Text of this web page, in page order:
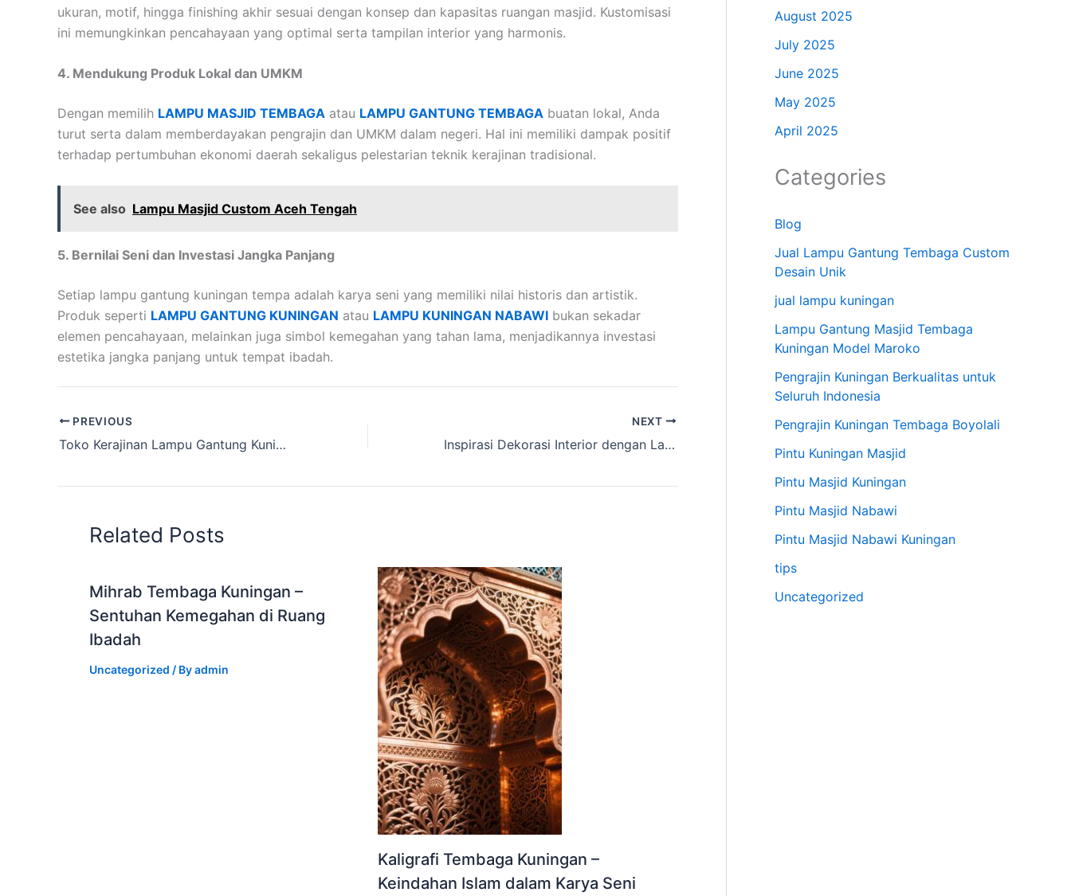
ukuran, motif, hingga finishing akhir sesuai dengan konsep dan kapasitas ruangan masjid. Kustomisasi
ini memungkinkan pencahayaan yang optimal serta tampilan interior yang harmonis.
4. Mendukung Produk Lokal dan UMKM
Dengan memilih LAMPU MASJID TEMBAGA atau LAMPU GANTUNG TEMBAGA buatan lokal, Anda
turut serta dalam memberdayakan pengrajin dan UMKM dalam negeri. Hal ini memiliki dampak positif
terhadap pertumbuhan ekonomi daerah sekaligus pelestarian teknik kerajinan tradisional.
See also Lampu Masjid Custom Aceh Tengah
5. Bernilai Seni dan Investasi Jangka Panjang
Setiap lampu gantung kuningan tempa adalah karya seni yang memiliki nilai historis dan artistik.
Produk seperti LAMPU GANTUNG KUNINGAN atau LAMPU KUNINGAN NABAWI bukan sekadar
elemen pencahayaan, melainkan juga simbol kemegahan yang tahan lama, menjadikannya investasi
estetika jangka panjang untuk tempat ibadah.
PREVIOUS
Toko Kerajinan Lampu Gantung Kuningan Asli Boyolali
NEXT
Inspirasi Dekorasi Interior dengan Lampu Gantung Kuningan
Related Posts
Mihrab Tembaga Kuningan –
Sentuhan Kemegahan di Ruang
Ibadah
Uncategorized / Byadmin
Kaligrafi Tembaga Kuningan –
Keindahan Islam dalam Karya Seni
August 2025
July 2025
June 2025
May 2025
April 2025
Categories
Blog
Jual Lampu Gantung Tembaga Custom
Desain Unik
jual lampu kuningan
Lampu Gantung Masjid Tembaga
Kuningan Model Maroko
Pengrajin Kuningan Berkualitas untuk
Seluruh Indonesia
Pengrajin Kuningan Tembaga Boyolali
Pintu Kuningan Masjid
Pintu Masjid Kuningan
Pintu Masjid Nabawi
Pintu Masjid Nabawi Kuningan
tips
Uncategorized